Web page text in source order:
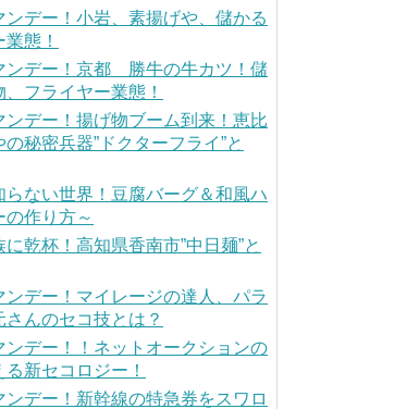
ンデー！小岩、素揚げや、儲かる
態！
ンデー！京都 勝牛の牛カツ！儲
フライヤー業態！
ンデー！揚げ物ブーム到来！恵比
秘密兵器”ドクターフライ”と
らない世界！豆腐バーグ＆和風ハ
の作り方～
乾杯！高知県香南市”中日麺”と
ンデー！マイレージの達人、パラ
さんのセコ技とは？
ンデー！！ネットオークションの
新セコロジー！
ンデー！新幹線の特急券をスワロ